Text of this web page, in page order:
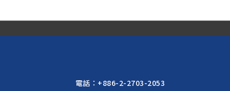
電話： +886-2-2703-2053